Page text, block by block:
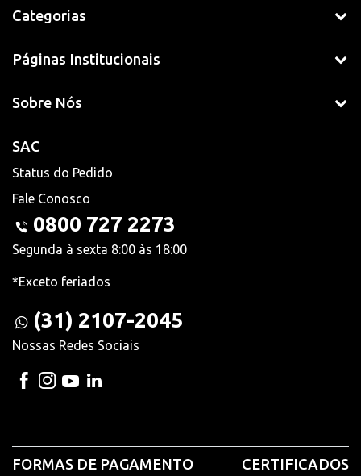
Categorias
Páginas Institucionais
Sobre Nós
SAC
Status do Pedido
Fale Conosco
0800 727 2273
Segunda à sexta 8:00 às 18:00
*Exceto feriados
(31) 2107-2045
Nossas Redes Sociais
FORMAS DE PAGAMENTO CERTIFICADOS